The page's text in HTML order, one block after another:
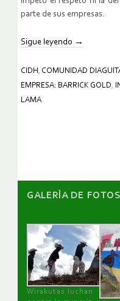
parte de sus empresas.
Sigue leyendo →
CIDH , COMUNIDAD
EMPRESA: BARRICK GOLD,
LAMA
GALERÌA DE FOTOS
Wirakutas luchan